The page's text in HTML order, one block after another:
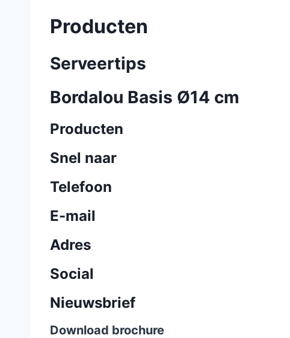
Producten
Serveertips
Bordalou Basis Ø14 cm
Producten
Snel naar
Telefoon
E-mail
Adres
Social
Nieuwsbrief
Download brochure